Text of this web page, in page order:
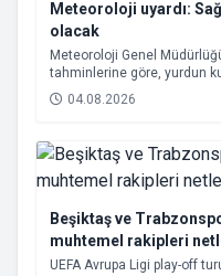
Meteoroloji uyardı:
olacak
Meteoroloji Genel
tahminlerine göre, yurdun
bölgelerinde yer yer
bekleniyor.
04.08.2026
Beşiktaş ve
muhtemel rakipleri
UEFA Avrupa Ligi play-off